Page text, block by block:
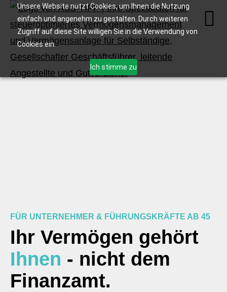
Unsere Website nutzt Cookies, um Ihnen die Nutzung
einfach und angenehm zu gestalten. Durch weiteren
Zugriff auf diese Site willigen Sie in die Verwendung von
Cookies ein.
Ich stimme zu
FÜR UNTERNEHMER & FÜHRUNGSKRÄFTE AB 45
Ihr Vermögen gehört
Ihnen - nicht dem
Finanzamt.